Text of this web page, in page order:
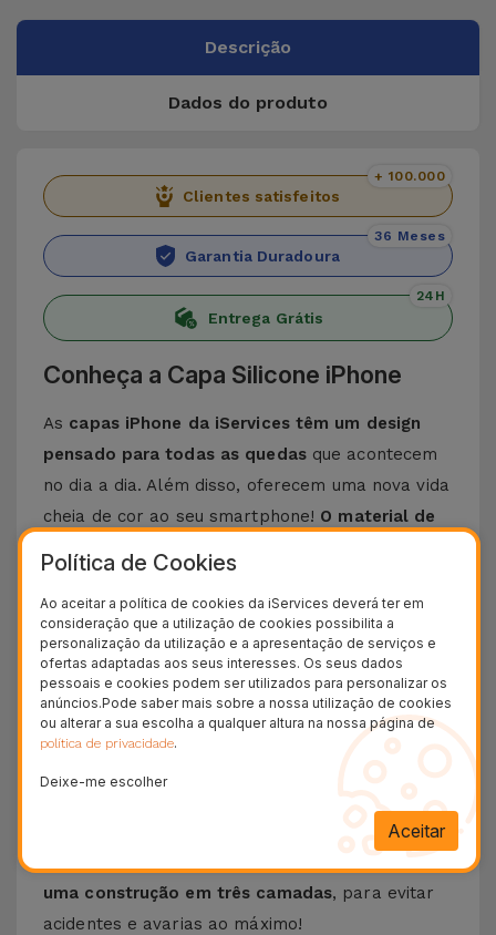
Descrição
Dados do produto
Clientes satisfeitos
+ 100.000
Garantia Duradoura
36 Meses
Entrega Grátis
24H
Conheça a Capa Silicone iPhone
As capas iPhone da iServices têm um design
pensado para todas as quedasque acontecem
no dia a dia. Além disso, oferecem uma nova vida
cheia de cor ao seu smartphone! O material de
Esta Capa é compatível com os modelosiPhone
15, 14, 13, 12 entre outros bem como os mais
recentes modelos da Apple, oiPhone 16e
iPhone 17.
Proteção de 3 camadas com as Capas
Silicone
Capas Silicone iPhone contam com
uma construção robusta e de qualidade, com
uma construção em três camadas, para evitar
acidentes e avarias ao máximo!
Política de Cookies
Ao aceitar a política de cookies da iServices deverá ter em
consideração que a utilização de cookies possibilita a
personalização da utilização e a apresentação de serviços e
ofertas adaptadas aos seus interesses. Os seus dados
pessoais e cookies podem ser utilizados para personalizar os
anúncios.Pode saber mais sobre a nossa utilização de cookies
ou alterar a sua escolha a qualquer altura na nossa página de
política de privacidade.
Deixe-me escolher
Aceitar